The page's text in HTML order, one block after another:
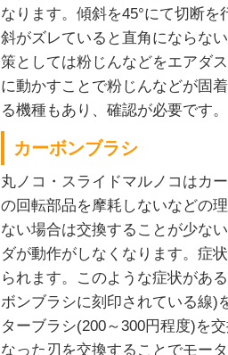
なります。傾斜を45°にて切断
斜がズレていると直角にならな
策としては粉じんなどをエアダ
に動かすことで粉じんなどが固
る機種もあり、確認が必要です。
カーボンブラシ
丸ノコ・スライドマルノコはカ
の回転部品を摩耗しないなどの
ない場合は交換することが少な
ダが動作がしなくなります。症
られます。このような症状があ
ボンブラシに刻印されている線)
ターブラシ(200～300円程度)を
なった刃を交換することでモー